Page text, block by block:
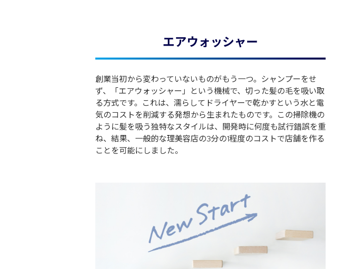
エアウォッシャー
創業当初から変わっていないものがもう一つ。シャンプーをせ
ず、「エアウォッシャー」という機械で、切った髪の毛を吸い取
る方式です。これは、濡らしてドライヤーで乾かすという水と電
気のコストを削減する発想から生まれたものです。この掃除機の
ように髪を吸う独特なスタイルは、開発時に何度も試行錯誤を重
ね、結果、一般的な理美容店の3分の1程度のコストで店舗を作る
ことを可能にしました。